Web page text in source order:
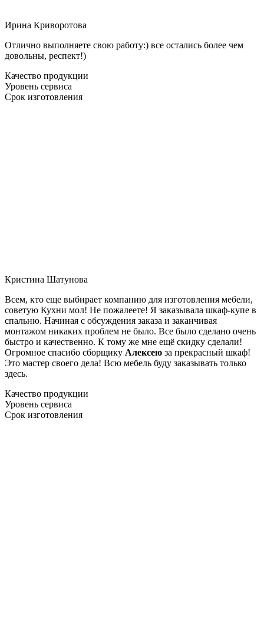
Ирина Криворотова
Отлично выполняете свою работу:) все остались более чем
довольны, респект!)
Качество продукции
Уровень сервиса
Срок изготовления
Кристина Шатунова
Всем, кто еще выбирает компанию для изготовления мебели,
советую Кухни мол! Не пожалеете! Я заказывала шкаф-купе в
спальню. Начиная с обсуждения заказа и заканчивая
монтажом никаких проблем не было. Все было сделано очень
быстро и качественно. К тому же мне ещё скидку сделали!
Огромное спасибо сборщику Алексею за прекрасный шкаф!
Это мастер своего дела! Всю мебель буду заказывать только
здесь.
Качество продукции
Уровень сервиса
Срок изготовления